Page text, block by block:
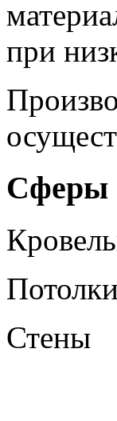
при
Сферы
Потолки
Стены